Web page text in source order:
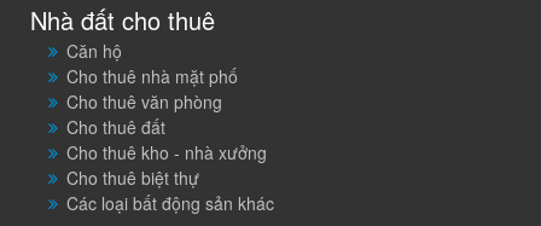
Nhà đất cho thuê
Căn hộ
Cho thuê nhà mặt phố
Cho thuê văn phòng
Cho thuê đất
Cho thuê kho - nhà xưởng
Cho thuê biệt thự
Các loại bất động sản khác